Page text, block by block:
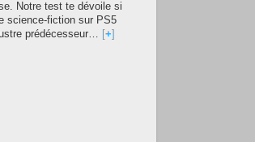
Notre test te dévoile si
science-fiction sur PS5
prédécesseur…
+